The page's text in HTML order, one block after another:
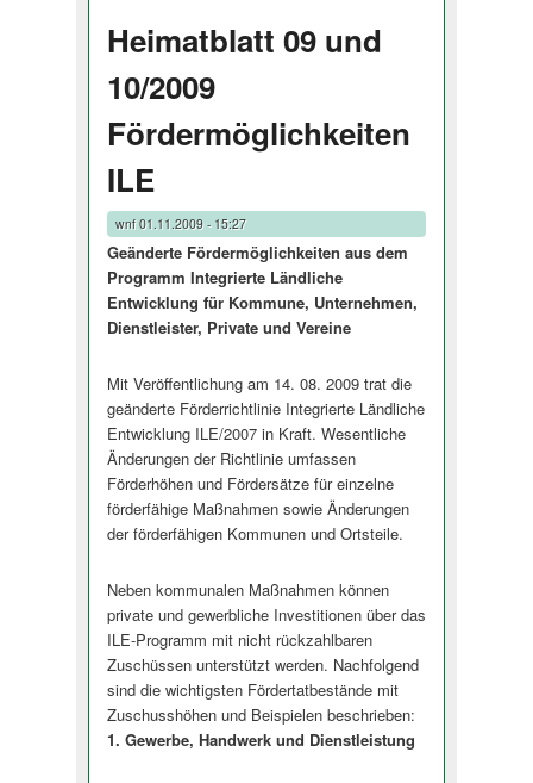
Heimatblatt 09 und
10/2009
Fördermöglichkeiten
ILE
wnf01.11.2009 - 15:27
Geänderte Fördermöglichkeiten aus dem
Programm Integrierte Ländliche
Entwicklung für Kommune, Unternehmen,
Dienstleister, Private und Vereine
Mit Veröffentlichung am 14. 08. 2009 trat die
geänderte Förderrichtlinie Integrierte Ländliche
Entwicklung ILE/2007 in Kraft. Wesentliche
Änderungen der Richtlinie umfassen
Förderhöhen und Fördersätze für einzelne
förderfähige Maßnahmen sowie Änderungen
der förderfähigen Kommunen und Ortsteile.
Neben kommunalen Maßnahmen können
private und gewerbliche Investitionen über das
ILE-Programm mit nicht rückzahlbaren
Zuschüssen unterstützt werden. Nachfolgend
sind die wichtigsten Fördertatbestände mit
Zuschusshöhen und Beispielen beschrieben:
1. Gewerbe, Handwerk und Dienstleistung